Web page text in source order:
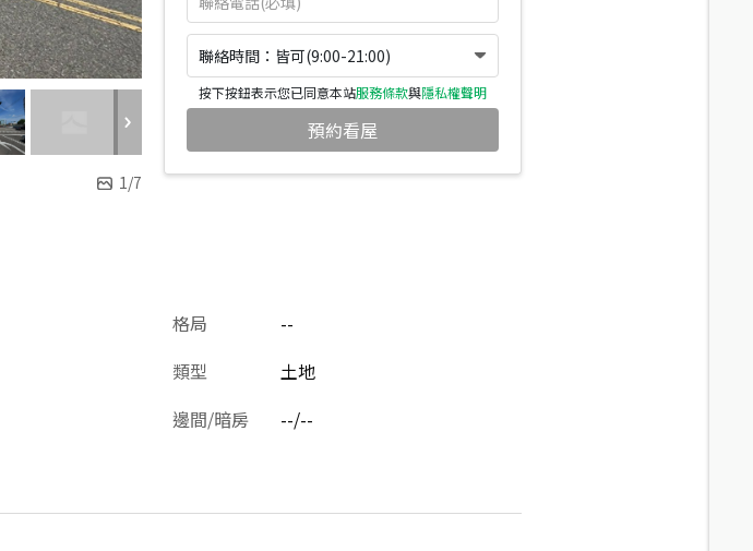
1/7
聯絡時間：皆可(9:00-21:00)
按下按鈕表示您已同意本站服務條款與隱私權聲明
預約看屋
格局
--
類型
土地
邊間/暗房
--/--